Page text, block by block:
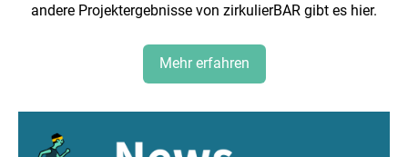
andere Projektergebnisse von zirkulierBAR gibt es hier.
Mehr erfahren